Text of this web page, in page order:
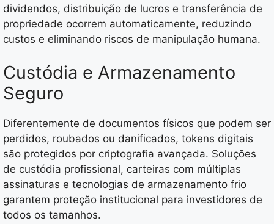
dividendos, distribuição de lucros e transferência de
propriedade ocorrem automaticamente, reduzindo
custos e eliminando riscos de manipulação humana.
Custódia e Armazenamento
Seguro
Diferentemente de documentos físicos que podem ser
perdidos, roubados ou danificados, tokens digitais
são protegidos por criptografia avançada. Soluções
de custódia profissional, carteiras com múltiplas
assinaturas e tecnologias de armazenamento frio
garantem proteção institucional para investidores de
todos os tamanhos.